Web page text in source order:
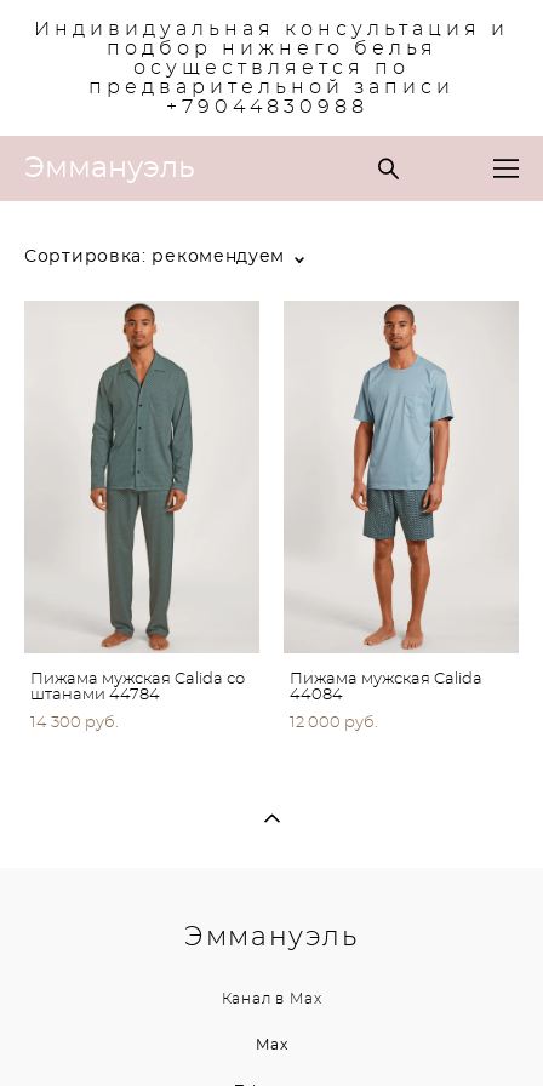
Индивидуальная консультация и
подбор нижнего белья
осуществляется по
предварительной записи
+79044830988
Эммануэль
Сортировка: рекомендуем
Пижама мужская Calida со
штанами 44784
14 300 pуб.
Пижама мужская Calida
44084
12 000 pуб.
Эммануэль
Канал в Max
Max